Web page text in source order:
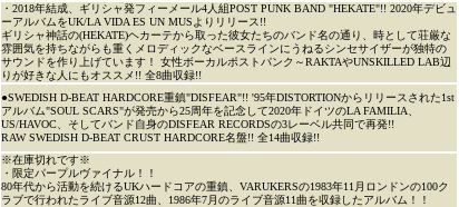
・2018年結成、ギリシャ発フィーメール4人組POST PUNK BAND "HEKATE"!! 2020年デビュ
ーアルバムをUK/LA VIDA ES UN MUSよりリリース!!
ギリシャ神話の(HEKATE)ヘカーテから取った彼女たちのバンド名の通り、時として荘厳な
雰囲気を持ちながらも重くメロディックなベースラインにうねるシンセサイザーが独特の
サウンドを作り上げています！ 女性ボーカルポストパンク～RAKTAやUNSKILLED LAB辺
りが好きな人にもオススメ!! 全8曲収録!!
●SWEDISH D-BEAT HARDCORE重鎮"DISFEAR"!! '95年DISTORTIONからリリースされた1st
アルバム"SOUL SCARS"が発売から25周年を記念して2020年ドイツのLA FAMILIA、
US/HAVOC、そしてバンド自身のDISFEAR RECORDSの3レーベル共同で再発!!
RAW SWEDISH D-BEAT CRUST HARDCORE名盤!! 全14曲収録!!
※在庫切れです※
・限定パープルヴァイナル！！
80年代から活動を続けるUKハードコアの重鎮、VARUKERSの1983年11月ロンドンの100ク
ラブで行われたライブ音源12曲、1986年7月のライブ音源11曲を収録したアルバム！！